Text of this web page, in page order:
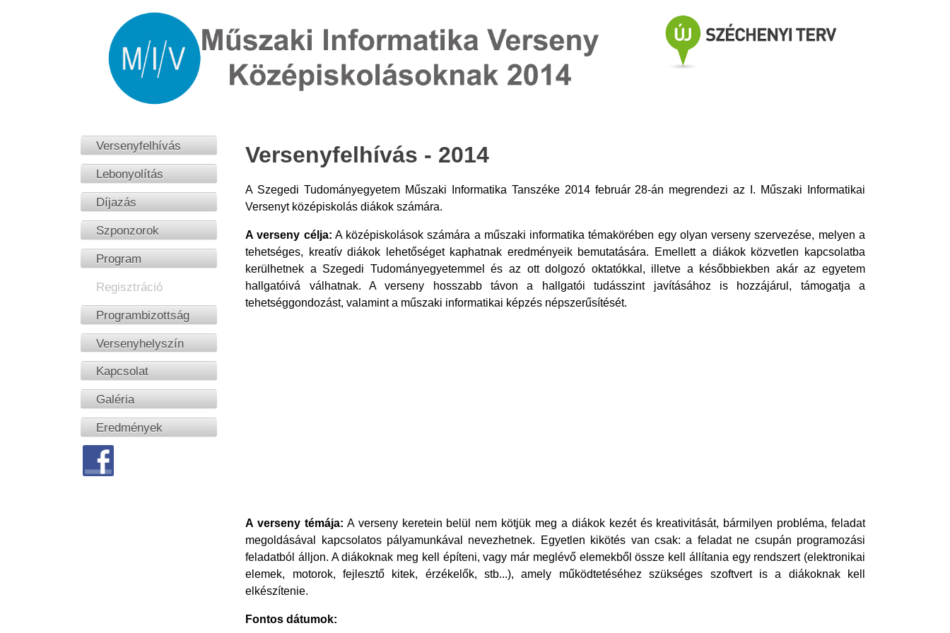
Versenyfelhívás
Lebonyolítás
Díjazás
Szponzorok
Program
Regisztráció
Programbizottság
Versenyhelyszín
Kapcsolat
Galéria
Eredmények
Versenyfelhívás - 2014
A Szegedi Tudományegyetem Műszaki Informatika Tanszéke 2014 február 28-án megrendezi az I. Műszaki Informatikai
Versenyt középiskolás diákok számára.
A verseny célja: A középiskolások számára a műszaki informatika témakörében egy olyan verseny szervezése, melyen a
tehetséges, kreatív diákok lehetőséget kaphatnak eredményeik bemutatására. Emellett a diákok közvetlen kapcsolatba
kerülhetnek a Szegedi Tudományegyetemmel és az ott dolgozó oktatókkal, illetve a későbbiekben akár az egyetem
hallgatóivá válhatnak. A verseny hosszabb távon a hallgatói tudásszint javításához is hozzájárul, támogatja a
tehetséggondozást, valamint a műszaki informatikai képzés népszerűsítését.
A verseny témája: A verseny keretein belül nem kötjük meg a diákok kezét és kreativitását, bármilyen probléma, feladat
megoldásával kapcsolatos pályamunkával nevezhetnek. Egyetlen kikötés van csak: a feladat ne csupán programozási
feladatból álljon. A diákoknak meg kell építeni, vagy már meglévő elemekből össze kell állítania egy rendszert (elektronikai
elemek, motorok, fejlesztő kitek, érzékelők, stb...), amely működtetéséhez szükséges szoftvert is a diákoknak kell
elkészítenie.
Fontos dátumok: